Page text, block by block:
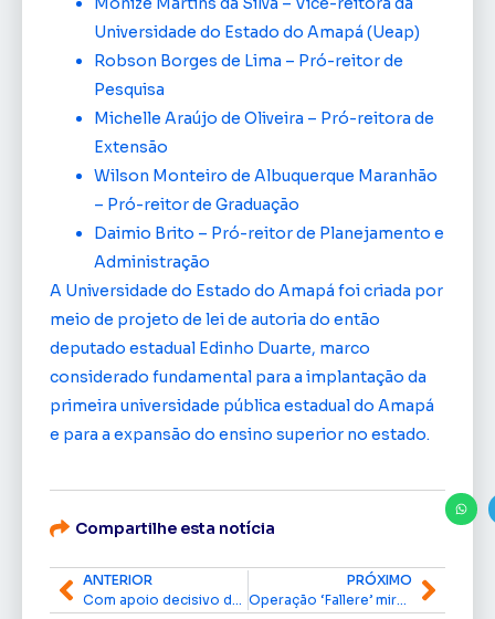
Universidade do Estado do Amapá (Ueap)
Robson Borges de Lima – Pró-reitor de
Pesquisa
Michelle Araújo de Oliveira – Pró-reitora de
Extensão
Wilson Monteiro de Albuquerque Maranhão
– Pró-reitor de Graduação
Daimio Brito – Pró-reitor de Planejamento e
Administração
A Universidade do Estado do Amapá foi criada por
meio de projeto de lei de autoria do então
deputado estadual Edinho Duarte, marco
considerado fundamental para a implantação da
primeira universidade pública estadual do Amapá
e para a expansão do ensino superior no estado.
Compartilhe esta notícia
ANTERIOR
PRÓXIMO
Operação ‘Fallere’ mira esquema de fraudes para obtenção de benefícios prisionais no Amapá